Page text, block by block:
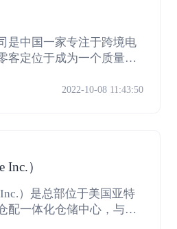
提供量身定制的解决方
是中国一家专注于跨境电
客定位于成为一个质量可
遇到的问题，让全球各地
2022-10-08 11:43:50
Inc.）
）是总部位于美国亚特
配一体化仓储中心，与US